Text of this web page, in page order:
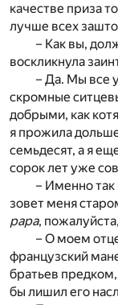
качестве приза
лучше всех
– Как вы,
воскликнула
– Да. Мы все
скромные
добрыми, как
я прожила
семьдесят, а я
сорок лет уже
– Именно
зовет меня
papa,
– О моем
французский
братьев
бы лишил его